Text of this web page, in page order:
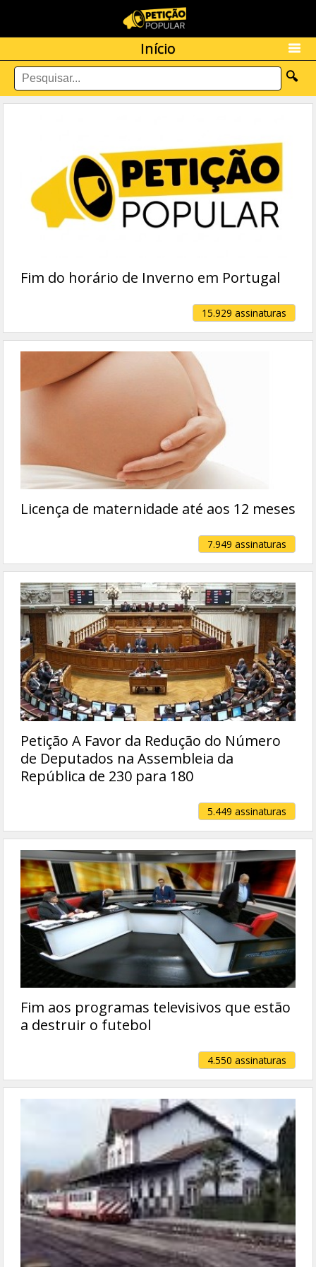
Início
🔍
Fim do horário de Inverno em Portugal
15.929 assinaturas
Licença de maternidade até aos 12 meses
7.949 assinaturas
Petição A Favor da Redução do Número
de Deputados na Assembleia da
República de 230 para 180
5.449 assinaturas
Fim aos programas televisivos que estão
a destruir o futebol
4.550 assinaturas